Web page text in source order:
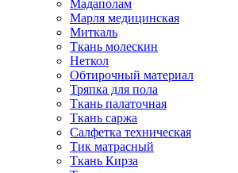
Мадаполам
Марля медицинская
Миткаль
Ткань молескин
Неткол
Обтирочный материал
Тряпка для пола
Ткань палаточная
Ткань саржа
Салфетка техническая
Тик матрасный
Ткань Кирза